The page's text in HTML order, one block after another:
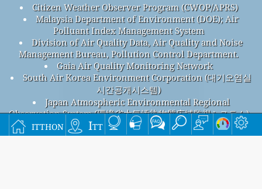
itthon Itt
Citizen Weather Observer Program (CWOP/APRS)
Malaysia Department of Environment (DOE); Air
Polluant Index Management System
Division of Air Quality Data, Air Quality and Noise
Management Bureau, Pollution Control Department.
Gaia Air Quality Monitoring Network
South Air Korea Environment Corporation (대기오염실
시간공개시스템)
Japan Atmospheric Environmental Regional
Observation System (環境省大気汚染物質広域監視システム)
Perai Air Pollution
Perai overall air quality index is 25